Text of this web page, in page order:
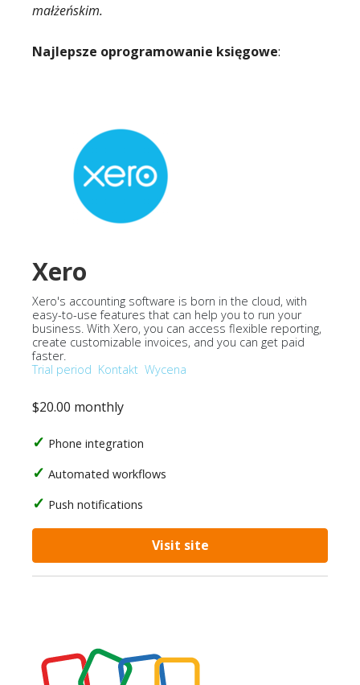
małżeńskim.
Najlepsze oprogramowanie księgowe:
Xero
Xero's accounting software is born in the cloud, with
easy-to-use features that can help you to run your
business. With Xero, you can access flexible reporting,
create customizable invoices, and you can get paid
faster.
Trial period Kontakt Wycena
$20.00 monthly
Phone integration
Automated workflows
Push notifications
Visit site